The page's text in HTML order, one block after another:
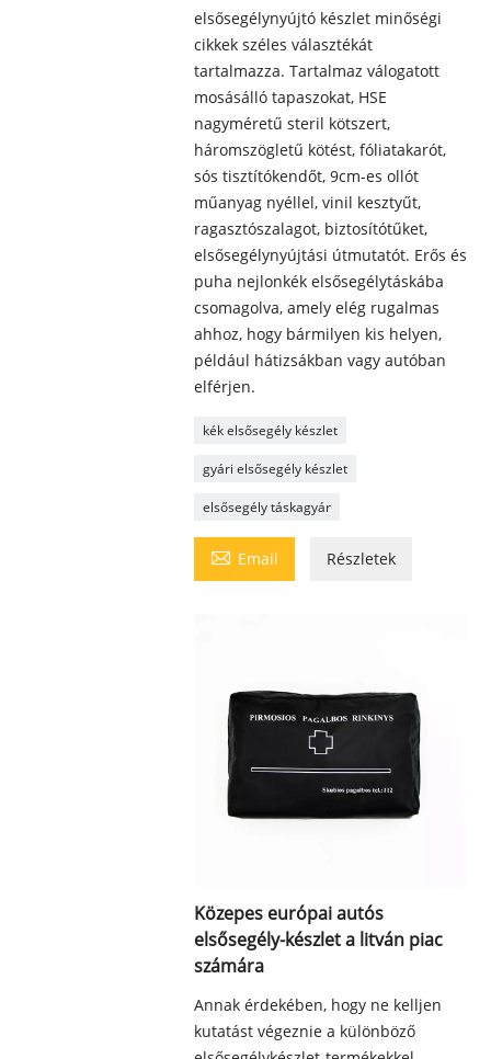
elsősegélynyújtó készlet minőségi
cikkek széles választékát
tartalmazza. Tartalmaz válogatott
mosásálló tapaszokat, HSE
nagyméretű steril kötszert,
háromszögletű kötést, fóliatakarót,
sós tisztítókendőt, 9cm-es ollót
műanyag nyéllel, vinil kesztyűt,
ragasztószalagot, biztosítótűket,
elsősegélynyújtási útmutatót. Erős és
puha nejlonkék elsősegélytáskába
csomagolva, amely elég rugalmas
ahhoz, hogy bármilyen kis helyen,
például hátizsákban vagy autóban
elférjen.
kék elsősegély készlet
gyári elsősegély készlet
elsősegély táskagyár
 Email Részletek
Közepes európai autós
elsősegély-készlet a litván piac
számára
Annak érdekében, hogy ne kelljen
kutatást végeznie a különböző